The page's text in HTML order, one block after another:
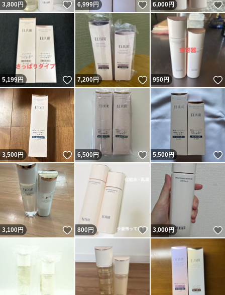
3,800円 いいね！
6,999円 いいね！
6,000円
5,199円 いいね！
7,200円 いいね！
950円
3,500円 いいね！
6,500円 いいね！
5,500円
3,100円 いいね！
800円 いいね！
3,000円